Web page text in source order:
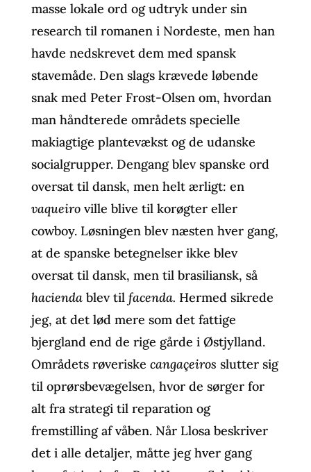
masse lokale ord og udtryk under sin
research til romanen i Nordeste, men han
havde nedskrevet dem med spansk
stavemåde. Den slags krævede løbende
snak med Peter Frost-Olsen om, hvordan
man håndterede områdets specielle
makiagtige plantevækst og de udanske
socialgrupper. Dengang blev spanske ord
oversat til dansk, men helt ærligt: en
vaqueiroville blive til korøgter eller
cowboy. Løsningen blev næsten hver gang,
at de spanske betegnelser ikke blev
oversat til dansk, men til brasiliansk, så
haciendablev til facenda. Hermed sikrede
jeg, at det lød mere som det fattige
bjergland end de rige gårde i Østjylland.
Områdets røveriske cangaçeiros slutter sig
til oprørsbevægelsen, hvor de sørger for
alt fra strategi til reparation og
fremstilling af våben. Når Llosa beskriver
det i alle detaljer, måtte jeg hver gang